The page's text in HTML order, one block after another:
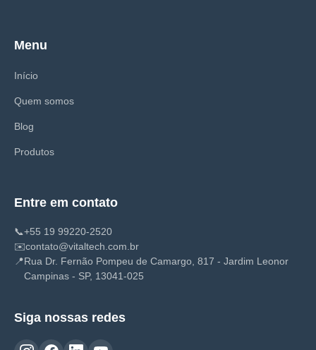
Menu
Início
Quem somos
Blog
Produtos
Entre em contato
📞+55 19 99220-2520
✉️contato@vitaltech.com.br
📍Rua Dr. Fernão Pompeu de Camargo, 817 - Jardim Leonor
Campinas - SP, 13041-025
Siga nossas redes